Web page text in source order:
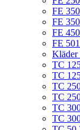
FE
FE
FE
FE
Kläder
TC
TC
TC
TC
TC
TC